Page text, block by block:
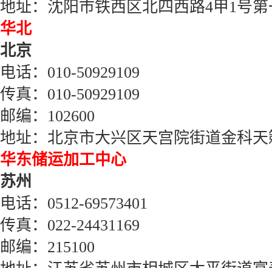
地址：沈阳市铁西区北四西路4甲1号
华北
北京
电话： 010-50929109
传真： 010-50929109
邮编： 102600
地址：北京市大兴区天宫院街道金科天
华东储运加工中心
苏州
电话： 0512-69573401
传真： 022-24431169
邮编： 215100